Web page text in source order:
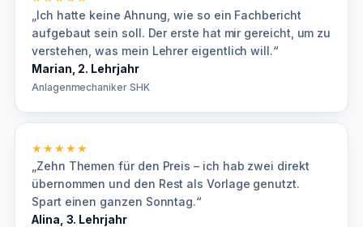
„Ich hatte keine Ahnung, wie so ein Fachbericht
aufgebaut sein soll. Der erste hat mir gereicht, um zu
verstehen, was mein Lehrer eigentlich will.“
Marian, 2. Lehrjahr
Anlagenmechaniker SHK
★★★★★
„Zehn Themen für den Preis – ich hab zwei direkt
übernommen und den Rest als Vorlage genutzt.
Spart einen ganzen Sonntag.“
Alina, 3. Lehrjahr